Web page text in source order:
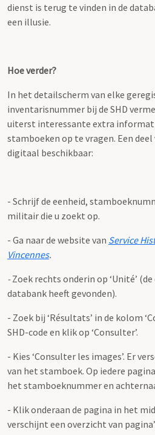
dienst is terug te vinden in de
een illusie.
Hoe verder?
In het detailscherm van elke
inventarisnummer bij de SHD
uiterst interessante extra
stamboeken op te vragen. Een
digitaal beschikbaar:
- Schrijf de eenheid,
militair die u zoekt op.
- Ga naar de website van Service
Vincennes.
-Zoek rechts onderin op ‘Unité’ (de
databank heeft gevonden).
- Zoek bij ‘Résultats’ in de kolom
SHD-code en klik op ‘Consulter’.
- Kies ‘Consulter les images’. Er
van het stamboek. Op iedere
het stamboeknummer en
- Klik onderaan de pagina in het
verschijnt een overzicht van